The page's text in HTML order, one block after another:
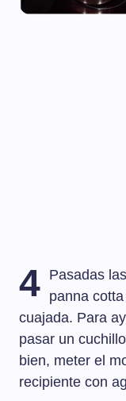
4 Pasadas
panna
cuajada. Para
pasar un
bien, meter el
recipiente con